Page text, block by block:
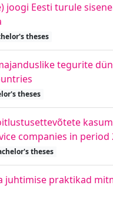
joogi Eesti turule
theses
tegurite
theses
companies in period
theses
juhtimise praktikad